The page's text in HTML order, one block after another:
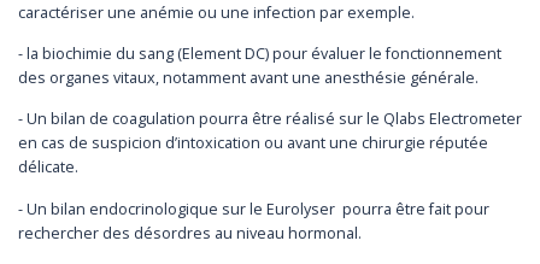
caractériser une anémie ou une infection par exemple.
- la biochimie du sang (Element DC) pour évaluer le fonctionnement
des organes vitaux, notamment avant une anesthésie générale.
- Un bilan de coagulation pourra être réalisé sur le Qlabs Electrometer
en cas de suspicion d’intoxication ou avant une chirurgie réputée
délicate.
- Un bilan endocrinologique sur le Eurolyser pourra être fait pour
rechercher des désordres au niveau hormonal.